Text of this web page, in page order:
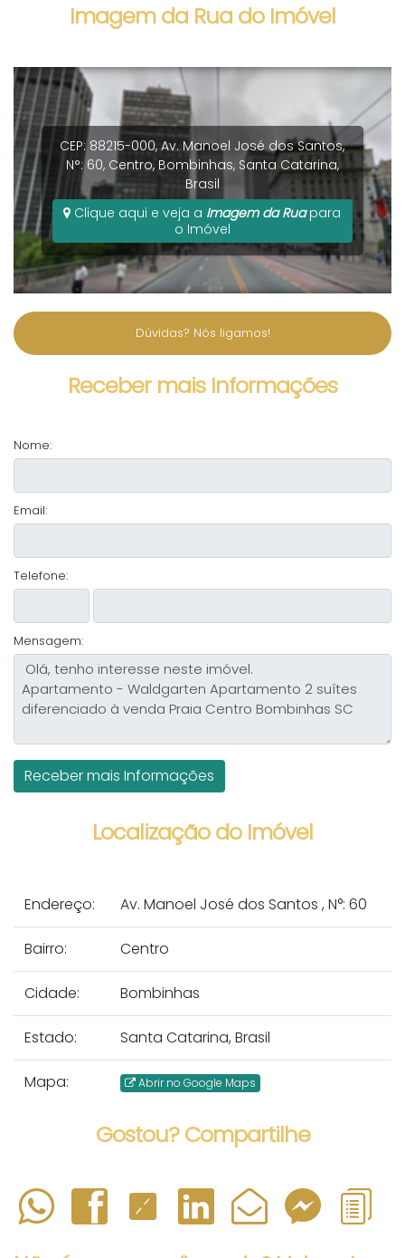
Imagem da Rua do Imóvel
CEP: 88215-000,Av. Manoel José dos Santos,
N°:60, Centro, Bombinhas, Santa Catarina,
Brasil
Clique aqui e veja a Imagem da Ruapara
o Imóvel
Dúvidas? Nós ligamos!
Receber mais Informações
Nome:
Email:
Telefone:
Mensagem:
Localização do Imóvel
Endereço: Av. Manoel José dos Santos , N°: 60
Bairro: Centro
Cidade: Bombinhas
Estado: Santa Catarina, Brasil
Mapa: Abrir no Google Maps
Gostou? Compartilhe